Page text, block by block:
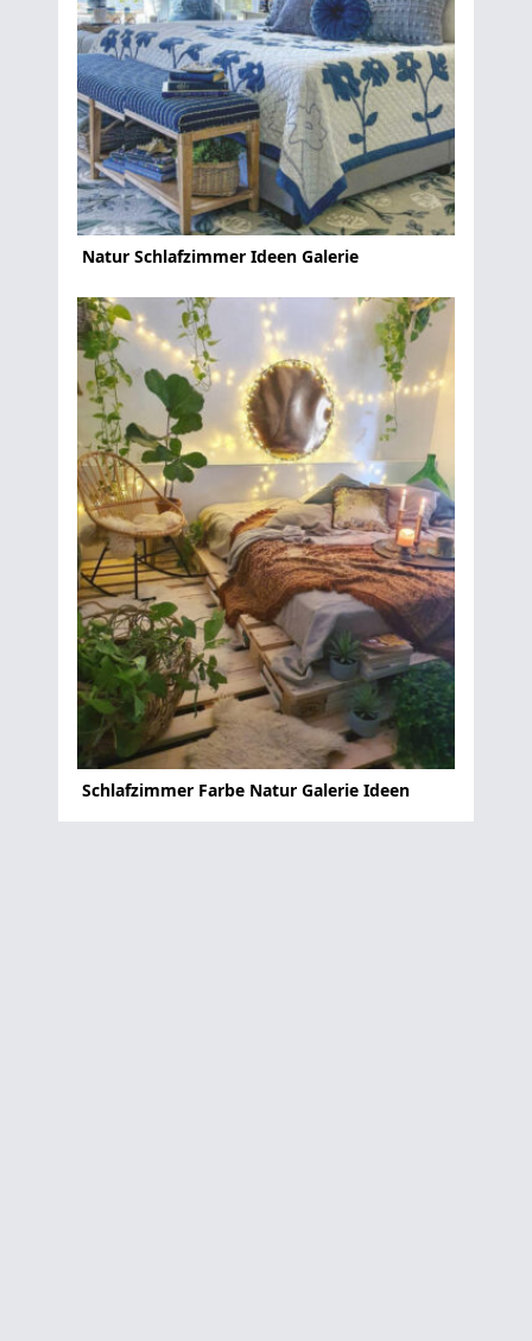
Natur Schlafzimmer Ideen Galerie
Schlafzimmer Farbe Natur Galerie Ideen